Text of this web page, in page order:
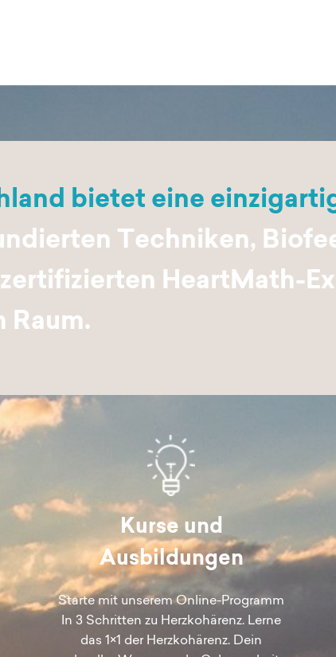
bietet eine
Techniken,
HeartMath-
Raum.
Kurse und
Ausbildungen
Starte mit unserem Online-Programm
In 3 Schritten zu Herzkohärenz. Lerne
das 1×1 der Herzkohärenz. Dein